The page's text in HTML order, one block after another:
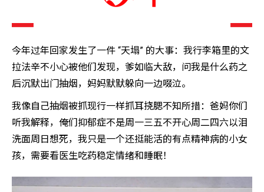
今年过年回家发生了一件 “天塌” 的大事：我行李箱里的文
拉法辛不小心被他们发现，爹如临大敌，问我是什么药之
后沉默出门抽烟，妈妈默默躲向一边啜泣。
我像自己抽烟被抓现行一样抓耳挠腮不知所措：爸妈你们
听我解释，俺们抑郁症不是周一三五不开心周二四六以泪
洗面周日想死，我只是一个还挺能活的有点精神病的小女
孩，需要看医生吃药稳定情绪和睡眠！